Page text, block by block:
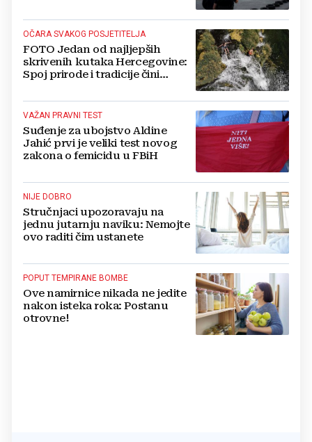
OČARA SVAKOG POSJETITELJA
FOTO Jedan od najljepših
skrivenih kutaka Hercegovine:
Spoj prirode i tradicije čini
destinacijom
VAŽAN PRAVNI TEST
Suđenje za ubojstvo Aldine
Jahić prvi je veliki test novog
zakona o femicidu u FBiH
NIJE DOBRO
Stručnjaci upozoravaju na
jednu jutarnju naviku: Nemojte
ovo raditi čim ustanete
POPUT TEMPIRANE BOMBE
Ove namirnice nikada ne jedite
nakon isteka roka: Postanu
otrovne!